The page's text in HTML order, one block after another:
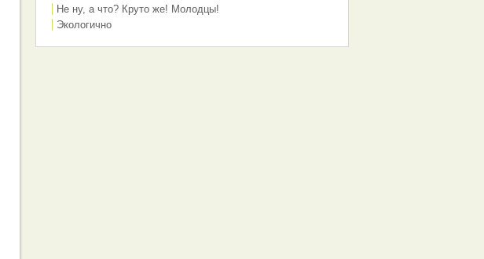
Не ну, а что? Круто же! Молодцы!
Экологично